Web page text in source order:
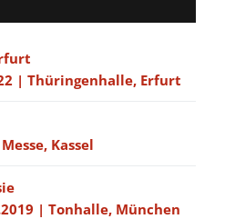
| Thüringenhalle, Erfurt
Kassel
| Tonhalle, München